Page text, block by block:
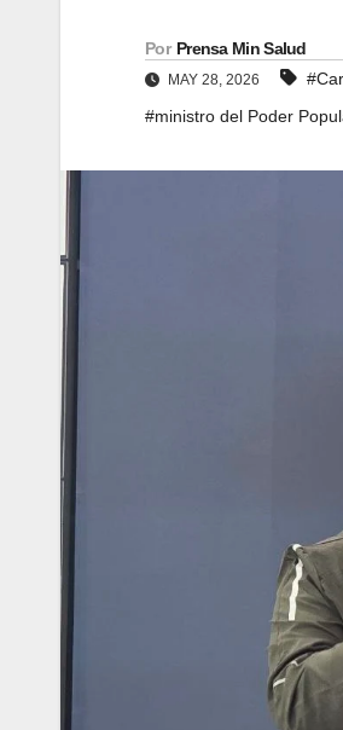
Por Prensa Min Salud
MAY 28, 2026
#ministro del Poder